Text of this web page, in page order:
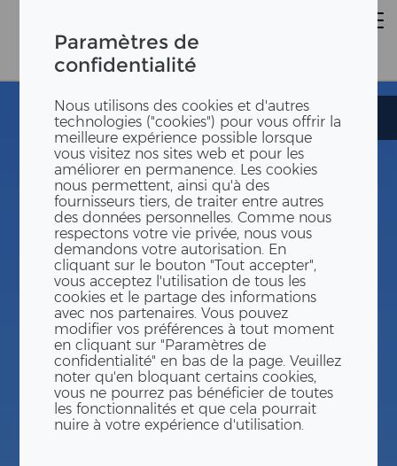
Paramètres de
confidentialité
Nous utilisons des cookies et d'autres
technologies ("cookies") pour vous offrir la
meilleure expérience possible lorsque
vous visitez nos sites web et pour les
améliorer en permanence. Les cookies
nous permettent, ainsi qu'à des
fournisseurs tiers, de traiter entre autres
des données personnelles. Comme nous
respectons votre vie privée, nous vous
demandons votre autorisation. En
cliquant sur le bouton "Tout accepter",
vous acceptez l'utilisation de tous les
cookies et le partage des informations
avec nos partenaires. Vous pouvez
modifier vos préférences à tout moment
en cliquant sur "Paramètres de
confidentialité" en bas de la page. Veuillez
noter qu'en bloquant certains cookies,
vous ne pourrez pas bénéficier de toutes
les fonctionnalités et que cela pourrait
nuire à votre expérience d'utilisation.
Europaschule
Europaschule